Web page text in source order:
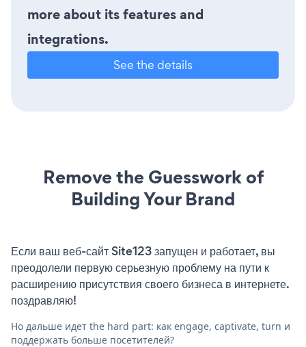
more about its features and
integrations.
See the details
Remove the Guesswork of
Building Your Brand
Если ваш веб-сайт Site123 запущен и работает, вы
преодолели первую серьезную проблему на пути к
расширению присутствия своего бизнеса в интернете.
поздравляю!
Но дальше идет the hard part: как engage, captivate, turn и
поддержать больше посетителей?